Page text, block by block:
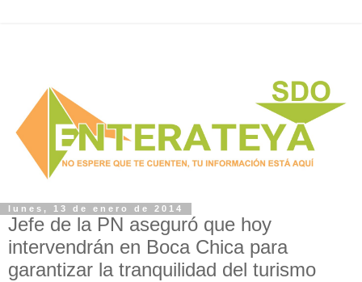
lunes, 13 de enero de 2014
Jefe de la PN aseguró que hoy
intervendrán en Boca Chica para
garantizar la tranquilidad del turismo